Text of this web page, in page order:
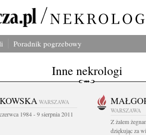
Poradnik pogrzebowy
Inne nekrologi
WARSZAWA
1984 - 9 sierpnia 2011
WARSZAWA
Z żalem
dziękując za